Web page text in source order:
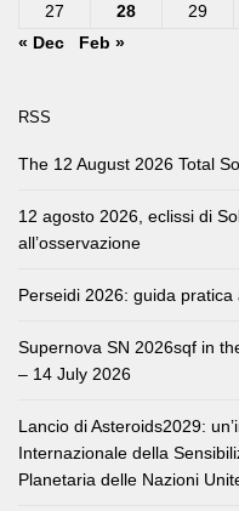
27
28 29
« Dec
Feb »
RSS
The 12 August 2026 Total
12 agosto 2026, eclissi di
all’osservazione
Perseidi 2026: guida pratica
Supernova SN 2026sqf in
– 14 July 2026
Lancio di Asteroids2029:
Internazionale della
Planetaria delle Nazioni